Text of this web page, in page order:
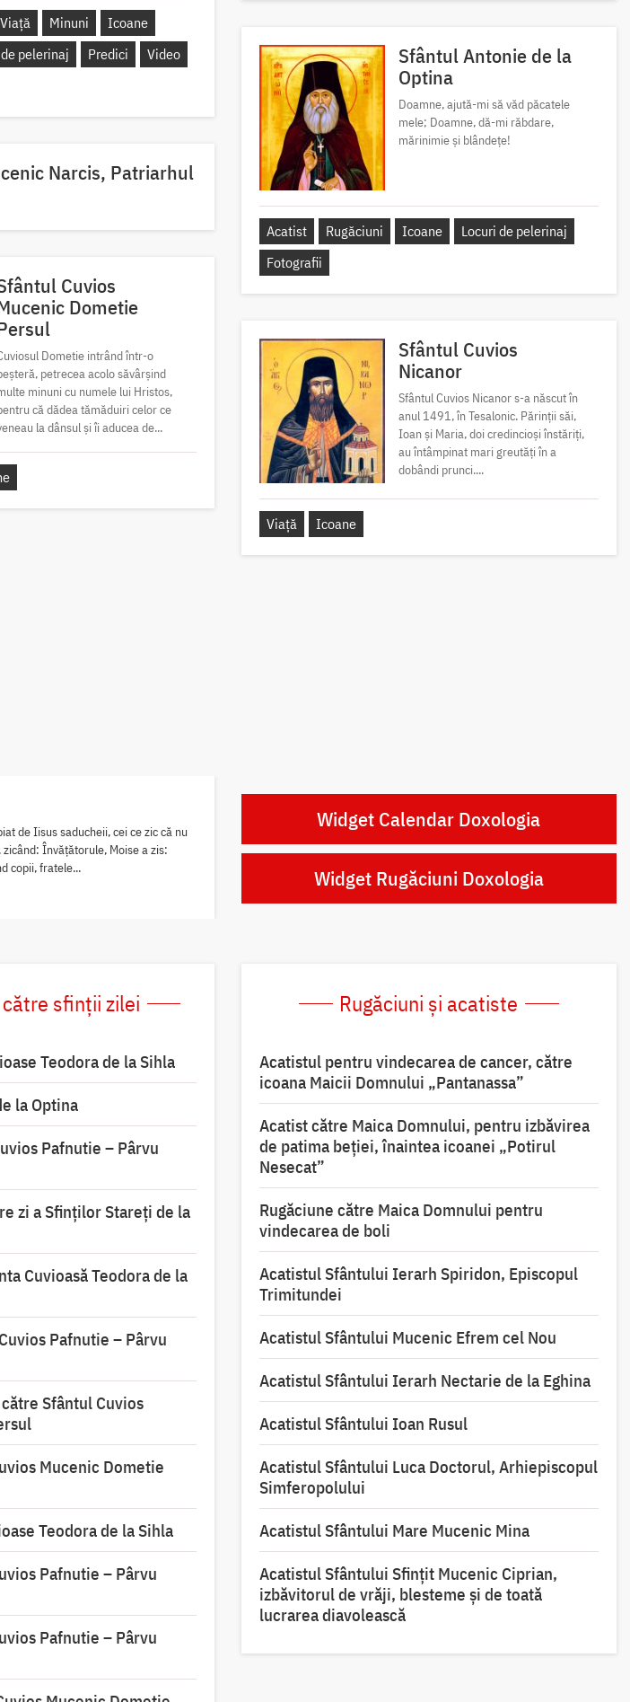
Viață Minuni
Icoane
pelerinaj Predici
Video
Sfântul Antonie de la
Optina
Doamne, ajută-mi să văd păcatele
mele; Doamne, dă-mi răbdare,
mărinimie şi blândeţe!
Acatist Rugăciuni Icoane
Locuri de pelerinaj
Fotografii
Narcis, Patriarhul
Cuvios
Dometie
Dometie intrând într-o
petrecea acolo săvârșind
minuni cu numele lui Hristos,
că dădea tămăduiri celor ce
la dânsul și îi aducea de...
Sfântul Cuvios
Nicanor
Sfântul Cuvios Nicanor s-a născut în
anul 1491, în Tesalonic. Părinții săi,
Ioan și Maria, doi credincioși înstăriți,
au întâmpinat mari greutăți în a
dobândi prunci....
Viață Icoane
de Iisus saducheii, cei ce zic că nu
Învățătorule, Moise a zis:
copii, fratele...
Widget Calendar Doxologia
Widget Rugăciuni Doxologia
către sfinții zilei
Teodora de la Sihla
la Optina
Pafnutie – Pârvu
zi a Sfinților Stareți de la
Cuvioasă Teodora de la
Pafnutie – Pârvu
Sfântul Cuvios
Mucenic Dometie
Teodora de la Sihla
Pafnutie – Pârvu
Pafnutie – Pârvu
Rugăciuni și acatiste
Acatistul pentru vindecarea de cancer, către
icoana Maicii Domnului „Pantanassa”
Acatist către Maica Domnului, pentru izbăvirea
de patima beției, înaintea icoanei „Potirul
Nesecat”
Rugăciune către Maica Domnului pentru
vindecarea de boli
Acatistul Sfântului Ierarh Spiridon, Episcopul
Trimitundei
Acatistul Sfântului Mucenic Efrem cel Nou
Acatistul Sfântului Ierarh Nectarie de la Eghina
Acatistul Sfântului Ioan Rusul
Acatistul Sfântului Luca Doctorul, Arhiepiscopul
Simferopolului
Acatistul Sfântului Mare Mucenic Mina
Acatistul Sfântului Sfințit Mucenic Ciprian,
izbăvitorul de vrăji, blesteme și de toată
lucrarea diavolească